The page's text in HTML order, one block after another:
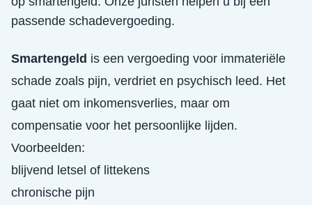
passende schadevergoeding.
Smartengeld is een vergoeding voor immateriële
schade zoals pijn, verdriet en psychisch leed. Het
gaat niet om inkomensverlies, maar om
compensatie voor het persoonlijke lijden.
Voorbeelden:
blijvend letsel of littekens
chronische pijn